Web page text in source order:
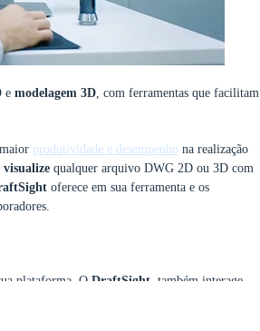
e modelagem 3D, com ferramentas que facilitam
produtividade e desempenho na realização
visualize qualquer arquivo DWG 2D ou 3D com
oferece em sua ferramenta e os
plataforma. O DraftSight , também interage